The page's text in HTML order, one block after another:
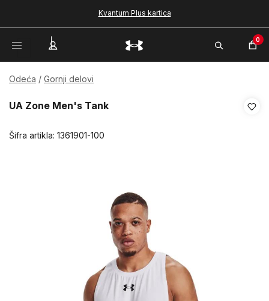
Kvantum Plus kartica
0
Odeća Gornji delovi
UA Zone Men's Tank
Šifra artikla: 1361901-100